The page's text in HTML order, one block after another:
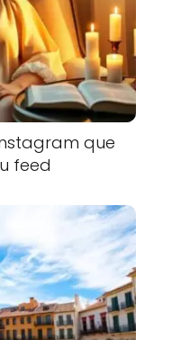
que
feed